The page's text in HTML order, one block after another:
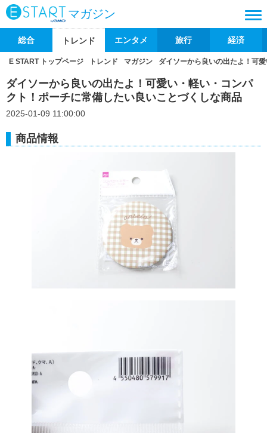
マガジン
総合 トレンド エンタメ 旅行 経済
E START トップページ トレンド マガジン ダイソーから良いの出たよ！可
ダイソーから良いの出たよ！可愛い・軽い・コンパ
クト！ポーチに常備したい良いことづくしな商品
2025-01-09 11:00:00
商品情報